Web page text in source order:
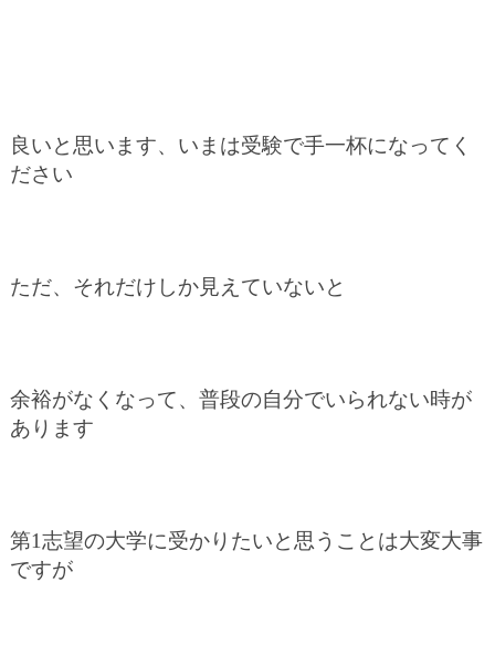
良いと思います、いまは受験で手一杯になってく
ださい
ただ、それだけしか見えていないと
余裕がなくなって、普段の自分でいられない時が
あります
第1志望の大学に受かりたいと思うことは大変大事
ですが